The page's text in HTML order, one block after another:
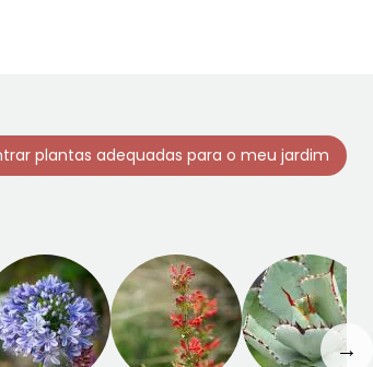
plantas adequadas para o meu jardim
→